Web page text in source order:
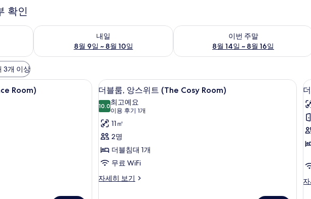
확인
8일 ~ 8월 9일
내일
8월 9일 ~ 8월 10일
내일 예약 가능 여부 확인, 8월 9일 ~ 8월 10일
이번 주말
8월 14일 ~ 8월 16일
이번 주말 예약 가능 여부 확인, 8월 14
3개 이상
리미/다리미판, 각각 다른 스타일의 인테리어, 각각 다르게 가구 비치, 침대 시트
Room)
더
블
룸,
앙
스
위
트
(The
더블룸, 앙스위트 (The Cosy Room) |
10
더블룸, 앙스위트 (The Cosy Room)
10.010.0점 만점 중 10점
최고예요
이용 후기 1개
(이
용
후
기
개)
11㎡
2명
더블침대 1개
무료 WiFi
자세히 보기
더
더
는
더